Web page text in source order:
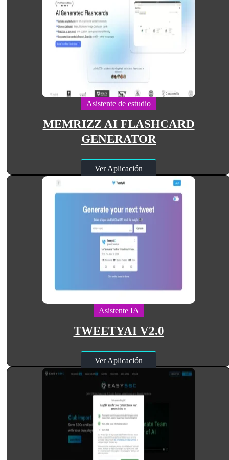
Asistente de estudio
MEMRIZZ AI FLASHCARD
GENERATOR
Ver Aplicación
Asistente IA
TWEETYAI V2.0
Ver Aplicación